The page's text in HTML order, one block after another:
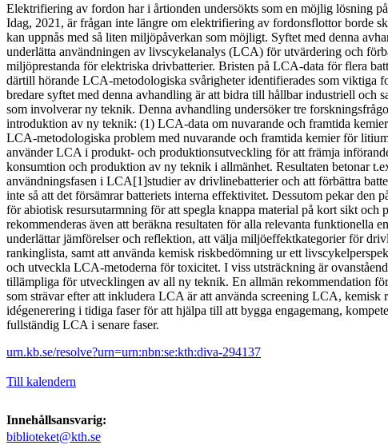
Elektrifiering av fordon har i årtionden undersökts som en möjlig lösning
Idag, 2021, är frågan inte längre om elektrifiering av fordonsflottor borde
kan uppnås med så liten miljöpåverkan som möjligt. Syftet med denna
underlätta användningen av livscykelanalys (LCA) för utvärdering och
miljöprestanda för elektriska drivbatterier. Bristen på LCA-data för flera
därtill hörande LCA-metodologiska svårigheter identifierades som viktiga
bredare syftet med denna avhandling är att bidra till hållbar industriell och
som involverar ny teknik. Denna avhandling undersöker tre
introduktion av ny teknik: (1) LCA-data om nuvarande och framtida
LCA-metodologiska problem med nuvarande och framtida kemier för
använder LCA i produkt- och produktionsutveckling för att främja
konsumtion och produktion av ny teknik i allmänhet. Resultaten betonar
användningsfasen i LCA[1]studier av drivlinebatterier och att förbättra
inte så att det försämrar batteriets interna effektivitet. Dessutom pekar den
för abiotisk resursutarmning för att spegla knappa material på kort sikt och
rekommenderas även att beräkna resultaten för alla relevanta funktionella
underlättar jämförelser och reflektion, att välja miljöeffektkategorier för
rankinglista, samt att använda kemisk riskbedömning ur ett
och utveckla LCA-metoderna för toxicitet. I viss utsträckning är
tillämpliga för utvecklingen av all ny teknik. En allmän rekommendation
som strävar efter att inkludera LCA är att använda screening LCA, kemisk
idégenerering i tidiga faser för att hjälpa till att bygga engagemang,
fullständig LCA i senare faser.
urn.kb.se/resolve?urn=urn:nbn:se:kth:diva-294137
Till kalendern
Innehållsansvarig:
biblioteket@kth.se